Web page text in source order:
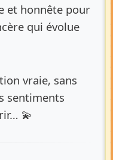
et honnête pour
qui évolue
vraie, sans
sentiments
💫